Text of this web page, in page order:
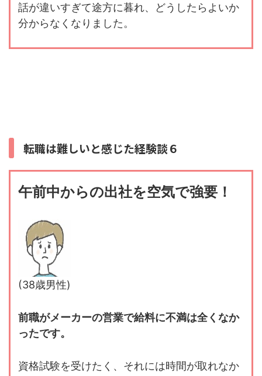
話が違いすぎて途方に暮れ、どうしたらよいか
分からなくなりました。
転職は難しいと感じた経験談６
午前中からの出社を空気で強要！
(38歳男性)
前職がメーカーの営業で給料に不満は全くなか
ったです。
資格試験を受けたく、それには時間が取れなか